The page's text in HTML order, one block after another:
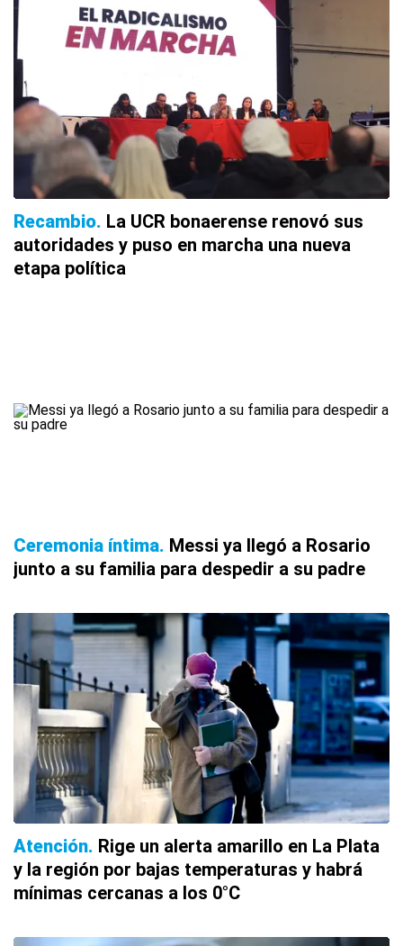
Recambio La UCR bonaerense renovó sus
autoridades y puso en marcha una nueva
etapa política
Ceremonia íntima Messi ya llegó a Rosario
junto a su familia para despedir a su padre
Atención Rige un alerta amarillo en La Plata
y la región por bajas temperaturas y habrá
mínimas cercanas a los 0°C